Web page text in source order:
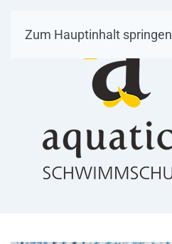
Zum Hauptinhalt springen